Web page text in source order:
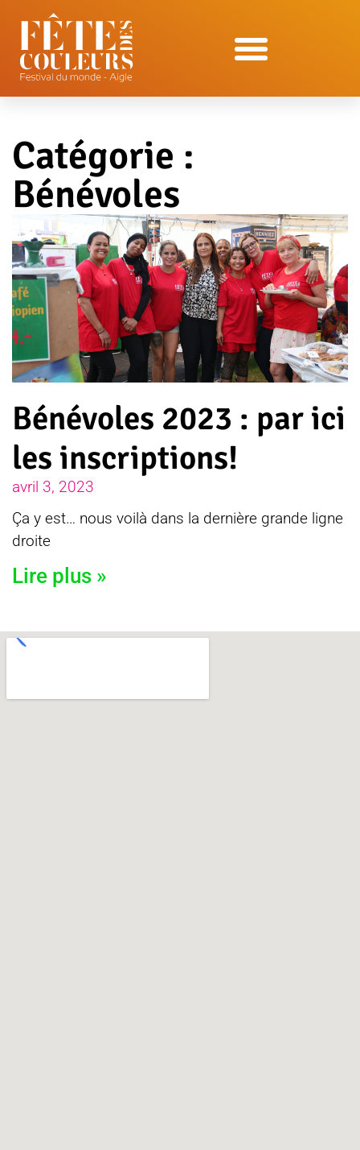
Catégorie :
Bénévoles
Bénévoles 2023 : par ici
les inscriptions!
avril 3, 2023
Ça y est… nous voilà dans la dernière grande ligne
droite
Lire plus »